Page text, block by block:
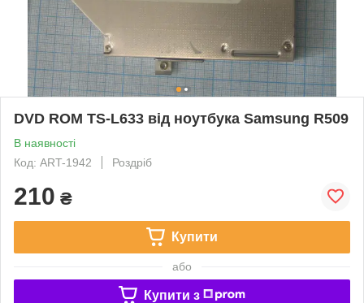
DVD ROM TS-L633 від ноутбука Samsung R509
В наявності
Код: ART-1942
Роздріб
210 ₴
Купити
або
Купити з